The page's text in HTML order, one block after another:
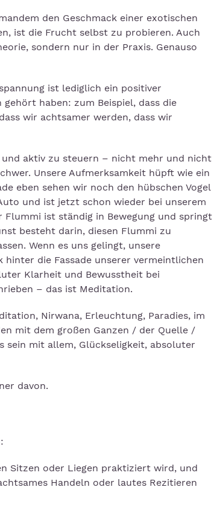
den Geschmack einer exotischen
ist die Frucht selbst zu probieren. Auch
sondern nur in der Praxis. Genauso
ist lediglich ein positiver
haben: zum Beispiel, dass die
wir achtsamer werden, dass wir
aktiv zu steuern – nicht mehr und nicht
Unsere Aufmerksamkeit hüpft wie ein
eben sehen wir noch den hübschen Vogel
und ist jetzt schon wieder bei unserem
Flummi ist ständig in Bewegung und springt
besteht darin, diesen Flummi zu
Wenn es uns gelingt, unsere
die Fassade unserer vermeintlichen
Klarheit und Bewusstheit bei
– das ist Meditation.
Nirwana, Erleuchtung, Paradies, im
mit dem großen Ganzen / der Quelle /
sein mit allem, Glückseligkeit, absoluter
davon.
Sitzen oder Liegen praktiziert wird, und
Handeln oder lautes Rezitieren